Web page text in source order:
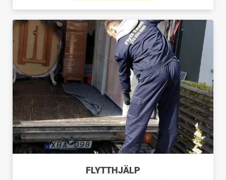
FLYTTHJÄLP